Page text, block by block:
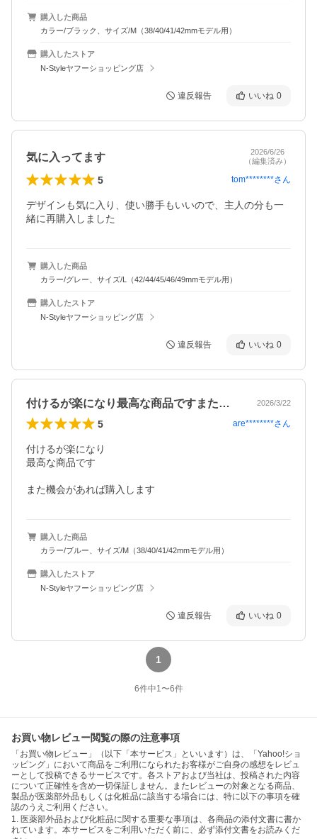
購入した商品
カラー/ブラック、サイズ/M（38/40/41/42mmモデル用）
購入したストア
N-Styleヤフーショッピング店
違反報告 いいね 0
気に入ってます
2026/6/26
（編集済み）
5 tom********さん
デザインも気に入り、使い勝手もいいので、主人の分も一
緒に再購入しました
購入した商品
カラー/グレー、サイズ/L（42/44/45/46/49mmモデル用）
購入したストア
N-Styleヤフーショッピング店
違反報告 いいね 0
付けるが楽になり最高な商品ですまた機会… 2026/3/22
5 are********さん
付けるが楽になり
最高な商品です
また機会があれば購入します
購入した商品
カラー/ブルー、サイズ/M（38/40/41/42mmモデル用）
購入したストア
N-Styleヤフーショッピング店
違反報告 いいね 0
1
6件中1〜6件
お買い物レビュー閲覧の際の注意事項
「お買い物レビュー」（以下「本サービス」といいます）は、「Yahoo!ショ
ッピング」において商品をご利用になられたお客様がご自身の感想をレビュ
ーとして投稿できるサービスです。各ストアおよび当社は、投稿された内容
について正確性を含め一切保証しません。またレビューの対象となる商品、
製品が医薬部外品もしくは化粧品に該当する場合には、特に以下の事項を確
認のうえご利用ください。
1. 医薬部外品および化粧品に関する重要な事項は、各商品の添付文書に書か
れています。本サービスをご利用いただく前に、必ず添付文書をお読みくだ